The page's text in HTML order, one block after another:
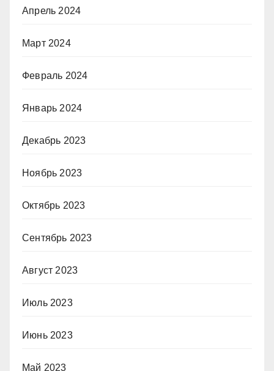
Апрель 2024
Март 2024
Февраль 2024
Январь 2024
Декабрь 2023
Ноябрь 2023
Октябрь 2023
Сентябрь 2023
Август 2023
Июль 2023
Июнь 2023
Май 2023